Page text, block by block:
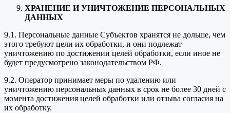
ХРАНЕНИЕ И УНИЧТОЖЕНИЕ ПЕРСОНАЛЬНЫХ
ДАННЫХ
9.1. Персональные данные Субъектов хранятся не дольше, чем
этого требуют цели их обработки, и они подлежат
уничтожению по достижении целей обработки, если иное не
будет предусмотрено законодательством РФ.
9.2. Оператор принимает меры по удалению или
уничтожению персональных данных в срок не более 30 дней с
момента достижения целей обработки или отзыва согласия на
их обработку.